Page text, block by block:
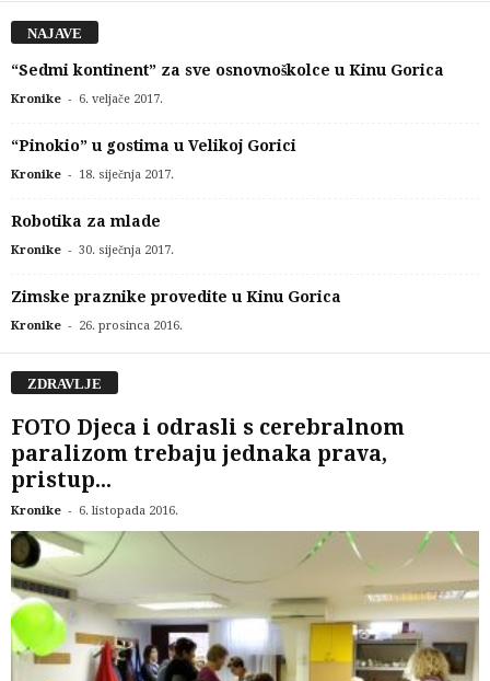
NAJAVE
“Sedmi kontinent” za sve osnovnoškolce u Kinu Gorica
Kronike - 6. veljače 2017.
“Pinokio” u gostima u Velikoj Gorici
Kronike - 18. siječnja 2017.
Robotika za mlade
Kronike - 30. siječnja 2017.
Zimske praznike provedite u Kinu Gorica
Kronike - 26. prosinca 2016.
ZDRAVLJE
FOTO Djeca i odrasli s cerebralnom
paralizom trebaju jednaka prava,
pristup...
Kronike - 6. listopada 2016.